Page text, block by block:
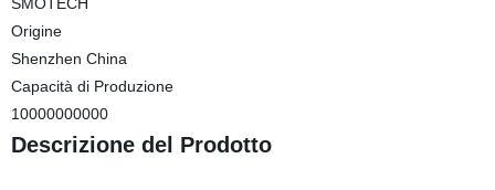
Origine
Shenzhen China
Capacità di Produzione
10000000000
Descrizione del Prodotto